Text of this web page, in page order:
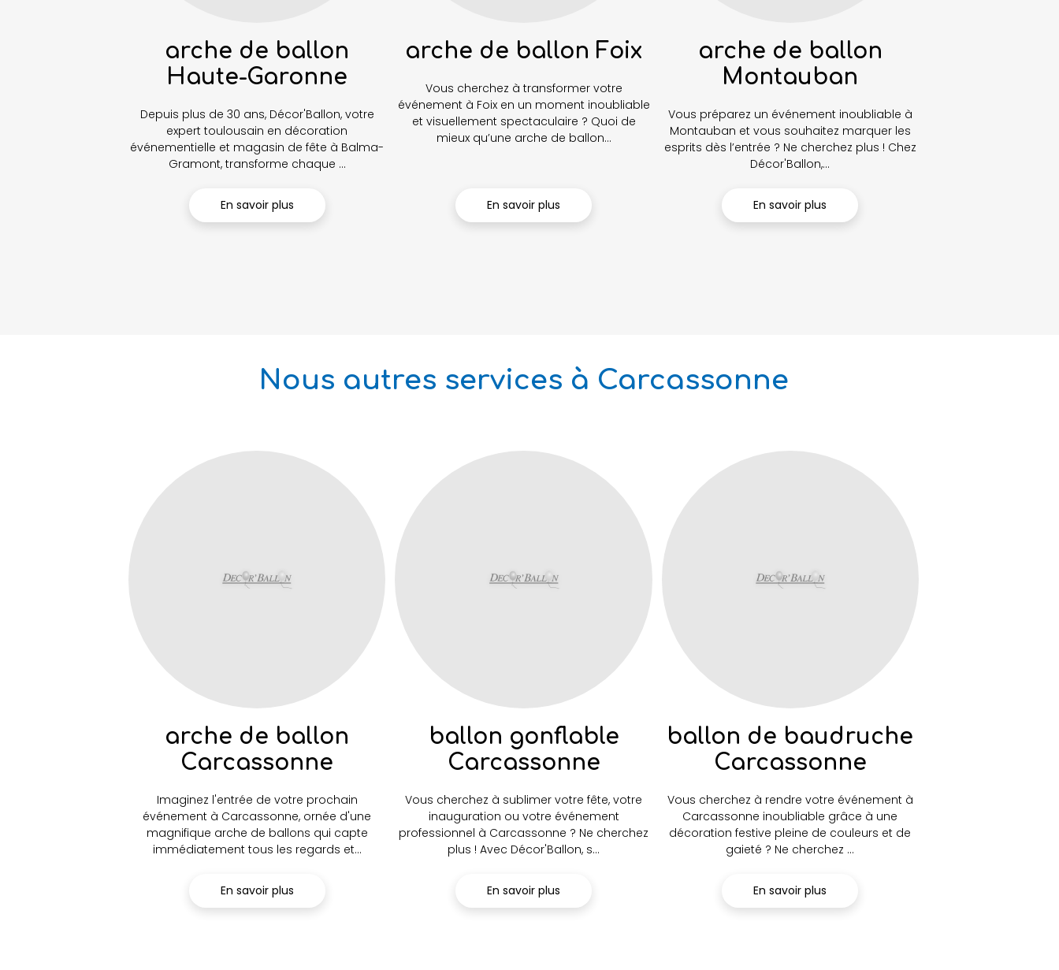
arche de ballon
Haute-Garonne
Depuis plus de 30 ans, Décor'Ballon, votre
expert toulousain en décoration
événementielle et magasin de fête à Balma-
Gramont, transforme chaque ...
En savoir plus
arche de ballon Foix
Vous cherchez à transformer votre
événement à Foix en un moment inoubliable
et visuellement spectaculaire ? Quoi de
mieux qu’une arche de ballon...
En savoir plus
arche de ballon
Montauban
Vous préparez un événement inoubliable à
Montauban et vous souhaitez marquer les
esprits dès l’entrée ? Ne cherchez plus ! Chez
Décor'Ballon,...
En savoir plus
Nous autres services à Carcassonne
arche de ballon
Carcassonne
Imaginez l'entrée de votre prochain
événement à Carcassonne, ornée d'une
magnifique arche de ballons qui capte
immédiatement tous les regards et...
En savoir plus
ballon gonflable
Carcassonne
Vous cherchez à sublimer votre fête, votre
inauguration ou votre événement
professionnel à Carcassonne ? Ne cherchez
plus ! Avec Décor'Ballon, s...
En savoir plus
ballon de baudruche
Carcassonne
Vous cherchez à rendre votre événement à
Carcassonne inoubliable grâce à une
décoration festive pleine de couleurs et de
gaieté ? Ne cherchez ...
En savoir plus